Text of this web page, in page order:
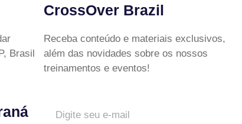
Brasil
CrossOver Brazil
Receba conteúdo e materiais exclusivos,
além das novidades sobre os nossos
treinamentos e eventos!